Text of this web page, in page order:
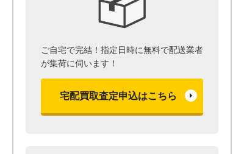
ご自宅で完結！指定日時に無料で配送業者
が集荷に伺います！
宅配買取査定申込はこちら